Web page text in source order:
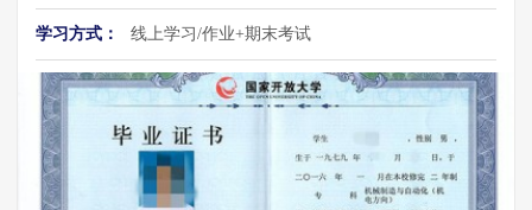
学习方式： 线上学习/作业+期末考试